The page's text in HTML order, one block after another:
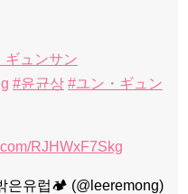
ギュンサン
#윤균상 #ユン・ギュン
RJHWxF7Skg
은유럽🏕 (@leeremong)